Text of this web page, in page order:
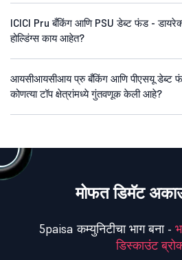
ICICI Pru बँकिंग आणि PSU डेब्ट फंड -
होल्डिंग्स काय आहेत?
आयसीआयसीआय प्रु बँकिंग आणि पीएसयू डेब्ट
कोणत्या टॉप क्षेत्रांमध्ये गुंतवणूक केली आहे?
मोफत डिमॅट
5paisa कम्युनिटीचा भाग बना -
डिस्काउंट